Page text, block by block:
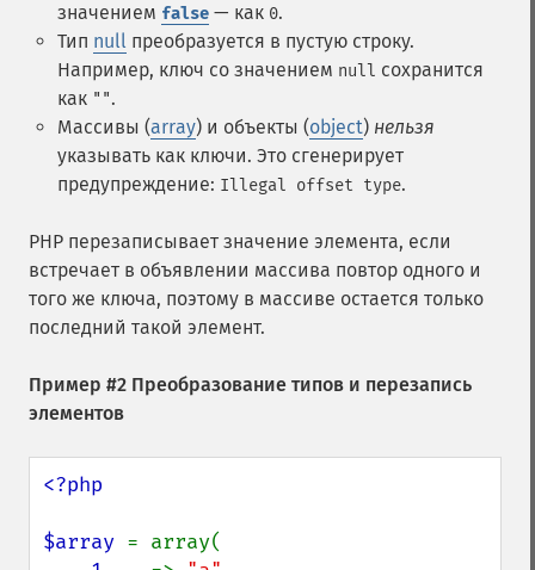
значением false — как 0.
Тип null преобразуется в пустую строку.
Например, ключ со значением null сохранится
как "".
Массивы (array) и объекты (object) нельзя
указывать как ключи. Это сгенерирует
предупреждение: Illegal offset type.
PHP перезаписывает значение элемента, если
встречает в объявлении массива повтор одного и
того же ключа, поэтому в массиве остается только
последний такой элемент.
Пример #2 Преобразование типов и перезапись
элементов
<?php
$array = array(